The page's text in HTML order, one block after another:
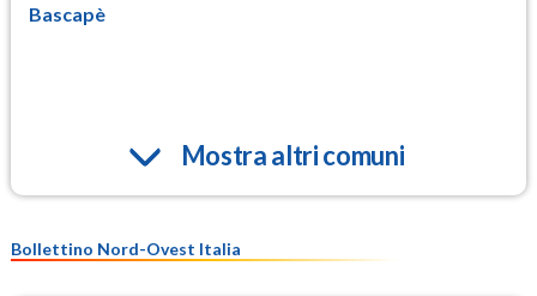
Bascapè
Mostra altri comuni
Bollettino Nord-Ovest Italia